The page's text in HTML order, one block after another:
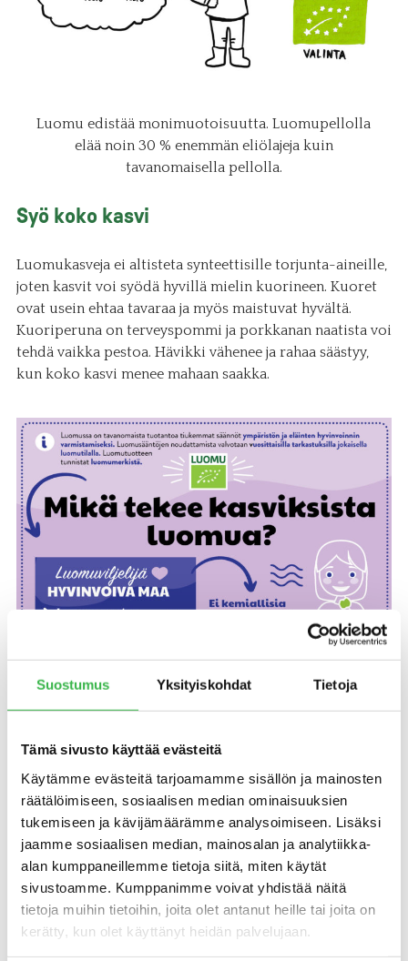
Suostumus Yksityiskohdat Tietoja
Tämä sivusto käyttää evästeitä
Käytämme evästeitä tarjoamamme sisällön ja mainosten
räätälöimiseen, sosiaalisen median ominaisuuksien
tukemiseen ja kävijämäärämme analysoimiseen. Lisäksi
jaamme sosiaalisen median, mainosalan ja analytiikka-
alan kumppaneillemme tietoja siitä, miten käytät
sivustoamme. Kumppanimme voivat yhdistää näitä
tietoja muihin tietoihin, joita olet antanut heille tai joita on
kerätty, kun olet käyttänyt heidän palvelujaan.
Luomu edistää monimuotoisuutta. Luomupellolla
elää noin 30 % enemmän eliölajeja kuin
tavanomaisella pellolla.
Syö koko kasvi
Luomukasveja ei altisteta synteettisille torjunta-aineille,
joten kasvit voi syödä hyvillä mielin kuorineen. Kuoret
ovat usein ehtaa tavaraa ja myös maistuvat hyvältä.
Kuoriperuna on terveyspommi ja porkkanan naatista voi
tehdä vaikka pestoa. Hävikki vähenee ja rahaa säästyy,
kun koko kasvi menee mahaan saakka.